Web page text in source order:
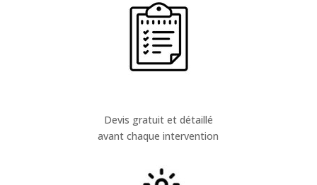
Devis gratuit et détaillé
avant chaque intervention